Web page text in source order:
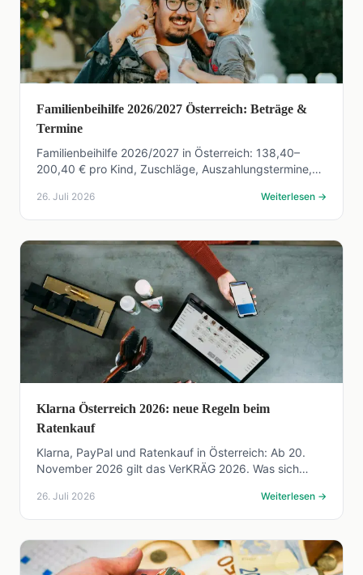
Familienbeihilfe 2026/2027 Österreich: Beträge &
Termine
Familienbeihilfe 2026/2027 in Österreich: 138,40–
200,40 € pro Kind, Zuschläge, Auszahlungstermine,
26. Juli 2026 Weiterlesen →
Klarna Österreich 2026: neue Regeln beim
Ratenkauf
Klarna, PayPal und Ratenkauf in Österreich: Ab 20.
November 2026 gilt das VerKRÄG 2026. Was sich
sollten.
26. Juli 2026 Weiterlesen →